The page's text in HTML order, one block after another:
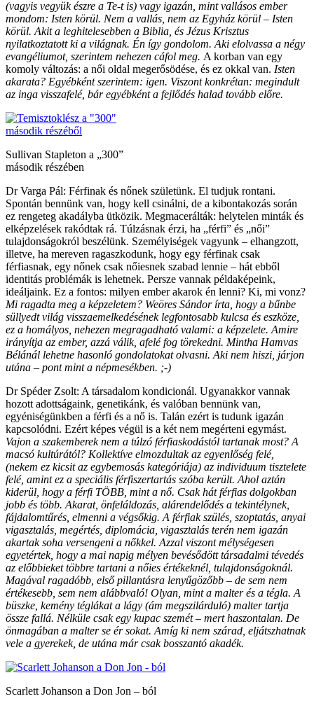
(vagyis vegyük észre a Te-t is) vagy igazán, mint vallásos ember
mondom: Isten körül. Nem a vallás, nem az Egyház körül – Isten
körül. Akit a leghitelesebben a Biblia, és Jézus Krisztus
nyilatkoztatott ki a világnak. Én így gondolom. Aki elolvassa a négy
evangéliumot, szerintem nehezen cáfol meg. A korban van egy
komoly változás: a női oldal megerősödése, és ez okkal van. Isten
akarata? Egyébként szerintem: igen. Viszont konkrétan: megindult
az inga visszafelé, bár egyébként a fejlődés halad tovább előre.
Sullivan Stapleton a „300”
második részében
Dr Varga Pál: Férfinak és nőnek születünk. El tudjuk rontani.
Spontán bennünk van, hogy kell csinálni, de a kibontakozás során
ez rengeteg akadályba ütközik. Megmacerálták: helytelen minták és
elképzelések rakódtak rá. Túlzásnak érzi, ha „férfi” és „női”
tulajdonságokról beszélünk. Személyiségek vagyunk – elhangzott,
illetve, ha mereven ragaszkodunk, hogy egy férfinak csak
férfiasnak, egy nőnek csak nőiesnek szabad lennie – hát ebből
identitás problémák is lehetnek. Persze vannak példaképeink,
ideáljaink. Ez a fontos: milyen ember akarok én lenni? Ki, mi vonz?
Mi ragadta meg a képzeletem? Weöres Sándor írta, hogy a bűnbe
süllyedt világ visszaemelkedésének legfontosabb kulcsa és eszköze,
ez a homályos, nehezen megragadható valami: a képzelete. Amire
irányítja az ember, azzá válik, afelé fog törekedni. Mintha Hamvas
Bélánál lehetne hasonló gondolatokat olvasni. Aki nem hiszi, járjon
utána – pont mint a népmesékben. ;-)
Dr Spéder Zsolt: A társadalom kondicionál. Ugyanakkor vannak
hozott adottságaink, genetikánk, és valóban bennünk van,
egyéniségünkben a férfi és a nő is. Talán ezért is tudunk igazán
kapcsolódni. Ezért képes végül is a két nem megérteni egymást.
Vajon a szakemberek nem a túlzó férfiaskodástól tartanak most? A
macsó kultúrától? Kollektíve elmozdultak az egyenlőség felé,
(nekem ez kicsit az egybemosás kategóriája) az individuum tisztelete
felé, amint ez a speciális férfiszertartás szóba került. Ahol aztán
kiderül, hogy a férfi TÖBB, mint a nő. Csak hát férfias dolgokban
jobb és több. Akarat, önfeláldozás, alárendelődés a tekintélynek,
fájdalomtűrés, elmenni a végsőkig. A férfiak szülés, szoptatás, anyai
vigasztalás, megértés, diplomácia, vigasztalás terén nem igazán
akartak soha versengeni a nőkkel. Azzal viszont mélységesen
egyetértek, hogy a mai napig mélyen bevésődött társadalmi tévedés
az előbbieket többre tartani a nőies értékeknél, tulajdonságoknál.
Magával ragadóbb, első pillantásra lenyűgözőbb – de sem nem
értékesebb, sem nem alábbvaló! Olyan, mint a malter és a tégla. A
büszke, kemény téglákat a lágy (ám megszilárduló) malter tartja
össze fallá. Nélküle csak egy kupac szemét – mert haszontalan. De
önmagában a malter se ér sokat. Amíg ki nem szárad, eljátszhatnak
vele a gyerekek, de utána már csak bosszantó akadék.
Scarlett Johanson a Don Jon – ból